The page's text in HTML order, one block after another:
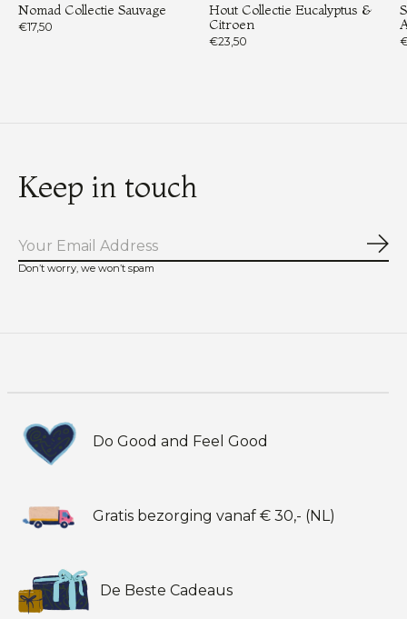
Nomad Collectie Sauvage
€17,50
Hout Collectie Eucalyptus &
Citroen
€23,50
Keep in touch
Don’t worry, we won’t spam
Do Good and Feel Good
Gratis bezorging vanaf € 30,- (NL)
De Beste Cadeaus